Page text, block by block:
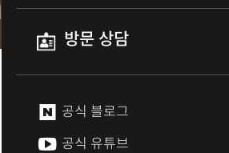
방문 상담
공식 블로그
공식 유튜브